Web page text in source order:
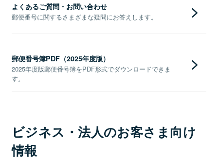
よくあるご質問・お問い合わせ
郵便番号に関するさまざまな疑問にお答えします。
郵便番号簿PDF（2025年度版）
2025年度版郵便番号簿をPDF形式でダウンロードできま
す。
ビジネス・法人のお客さま向け
情報